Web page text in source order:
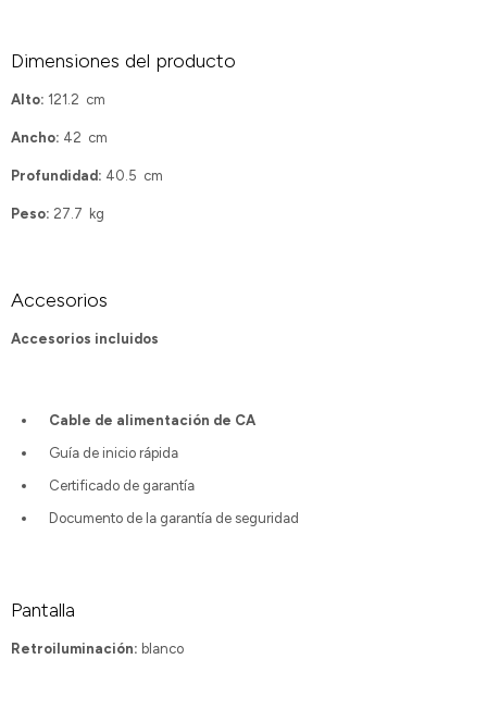
Dimensiones del producto
Alto: 121.2 cm
Ancho: 42 cm
Profundidad: 40.5 cm
Peso: 27.7 kg
Accesorios
Accesorios incluidos
Cable de alimentación de CA
Guía de inicio rápida
Certificado de garantía
Documento de la garantía de seguridad
Pantalla
Retroiluminación: blanco